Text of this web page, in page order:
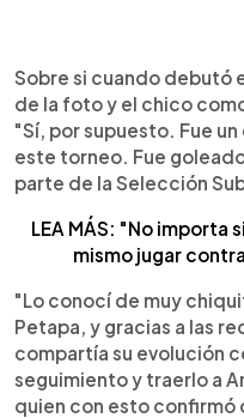
Sobre si cuando debutó
de la foto y el chico
"Sí, por supuesto. Fue
este torneo. Fue
parte de la Selección
LEA MÁS: "No importa
mismo jugar
"Lo conocí de muy
Petapa, y gracias a las
compartía su evolución
seguimiento y traerlo a
quien con esto confirmó